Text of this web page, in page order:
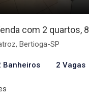
com 2 quartos,
Bertioga-SP
Banheiros 2 Vagas